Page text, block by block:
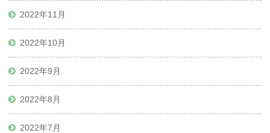
2022年11月
2022年10月
2022年9月
2022年8月
2022年7月